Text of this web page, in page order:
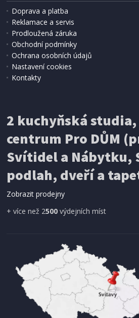
Doprava a platba
Reklamace a servis
Prodloužená záruka
Obchodní podmínky
Ochrana osobních údajů
Nastavení cookies
Kontakty
2 kuchyňská
centrum Pro DŮM
Svítidel a Nábytku,
podlah, dveří a
Zobrazit prodejny
+ více než 2500 výdejních míst